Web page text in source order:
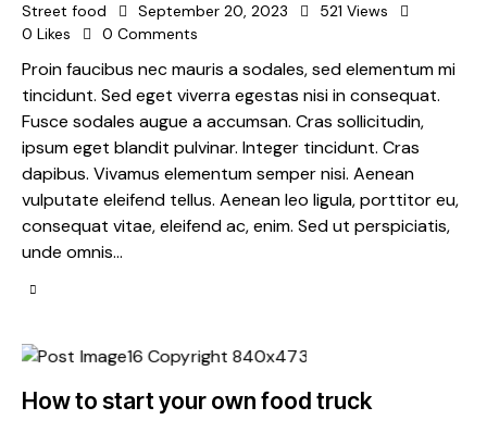
Street food September 20, 2023 521 Views
0 Likes 0 Comments
Proin faucibus nec mauris a sodales, sed elementum mi
tincidunt. Sed eget viverra egestas nisi in consequat.
Fusce sodales augue a accumsan. Cras sollicitudin,
ipsum eget blandit pulvinar. Integer tincidunt. Cras
dapibus. Vivamus elementum semper nisi. Aenean
vulputate eleifend tellus. Aenean leo ligula, porttitor eu,
consequat vitae, eleifend ac, enim. Sed ut perspiciatis,
unde omnis…
How to start your own food truck